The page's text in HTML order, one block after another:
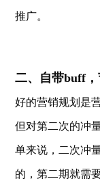
推广。
二、自带buff
好的营销规划是
但对第二次的冲
单来说，二次冲
的，第二期就需